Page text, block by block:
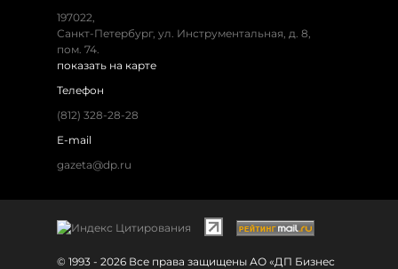
197022,
Санкт-Петербург, ул. Инструментальная, д. 8,
пом. 74.
показать на карте
Телефон
(812) 328-28-28
E-mail
gazeta@dp.ru
© 1993 - 2026 Все права защищены АО «ДП Бизнес